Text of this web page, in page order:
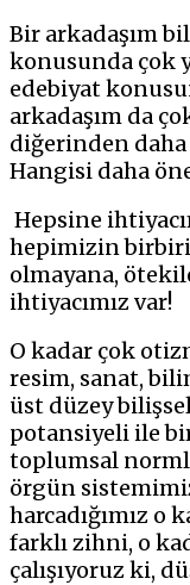
Bir arkadaşım
konusunda çok
edebiyat
arkadaşım da
diğerinden daha
Hangisi daha
Hepsine
hepimizin
olmayana,
ihtiyacımız var!
O kadar çok
resim, sanat,
üst düzey
potansiyeli ile
toplumsal
örgün
harcadığımız o
farklı zihni, o
çalışıyoruz ki,